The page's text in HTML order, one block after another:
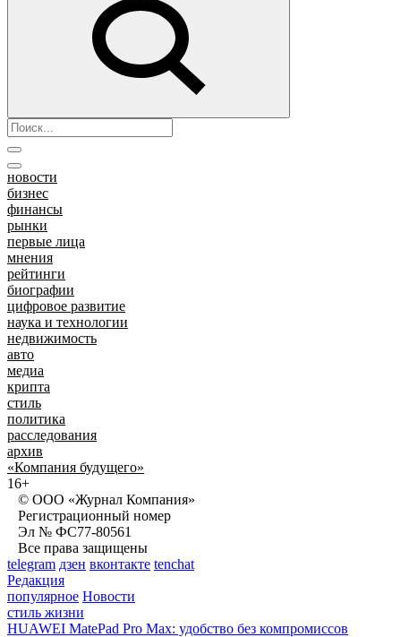
новости
бизнес
финансы
рынки
первые лица
мнения
рейтинги
биографии
цифровое развитие
наука и технологии
недвижимость
авто
медиа
крипта
стиль
политика
расследования
архив
«Компания будущего»
16+
© ООО «Журнал Компания»
Регистрационный номер
Эл № ФС77-80561
Все права защищены
telegram дзен вконтакте tenchat
Редакция
популярное Новости
стиль жизни
HUAWEI MatePad Pro Max: удобство без компромиссов